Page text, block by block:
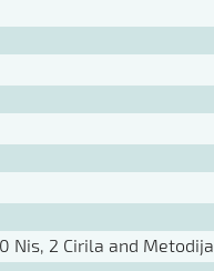
Nis, 2 Cirila and Metodija